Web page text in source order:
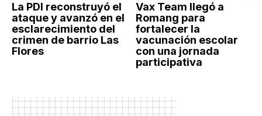
La PDI reconstruyó el
ataque y avanzó en el
esclarecimiento del
crimen de barrio Las
Flores
Vax Team llegó a
Romang para
fortalecer la
vacunación escolar
con una jornada
participativa